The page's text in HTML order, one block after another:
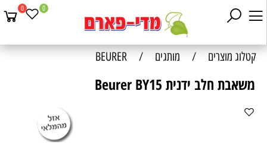
0 0
קטלוג מוצרים / מותגים /
BEURER
משאבת חלב ידנית Beurer BY15